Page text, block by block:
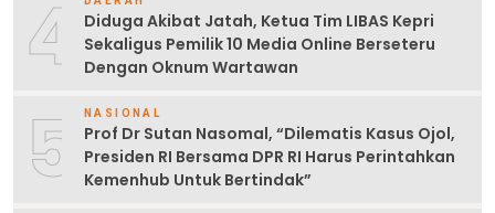
4
Diduga Akibat Jatah, Ketua Tim LIBAS Kepri
Sekaligus Pemilik 10 Media Online Berseteru
Dengan Oknum Wartawan
5 NASIONAL
Prof Dr Sutan Nasomal, “Dilematis Kasus Ojol,
Presiden RI Bersama DPR RI Harus Perintahkan
Kemenhub Untuk Bertindak”